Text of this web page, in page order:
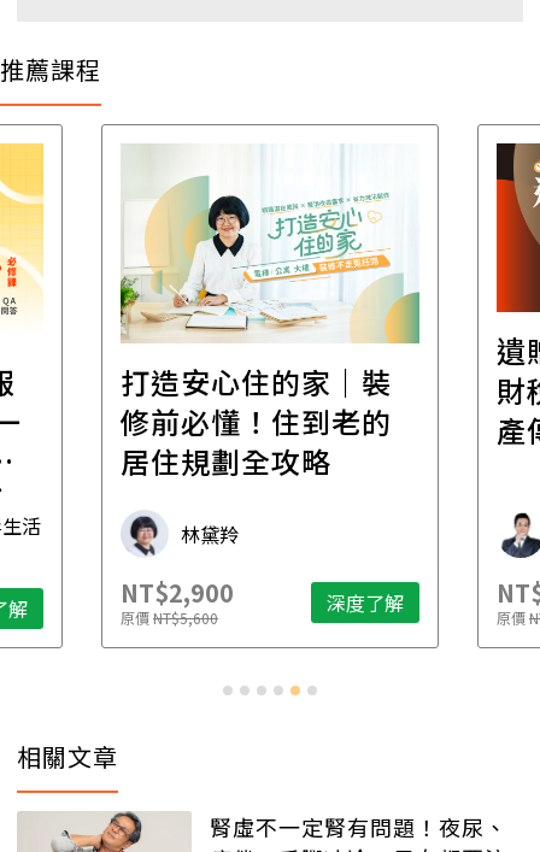
推薦課程
活
解
打造安心住的家｜裝
修前必懂！住到老的
居住規劃全攻略
林黛羚
NT$2,900
原價NT$5,600 深度了解
遺
財
產
原價
相關文章
腎虛不一定腎有問題！夜尿、